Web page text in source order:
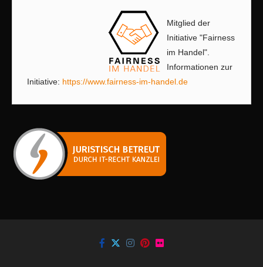
Mitglied der
Initiative "Fairness
im Handel".
Informationen zur
Initiative: https://www.fairness-im-handel.de